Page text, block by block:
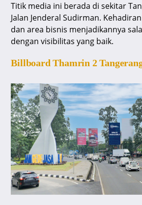
Titik media ini berada di sekitar
Jalan Jenderal Sudirman.
dan area bisnis menjadikannya
dengan visibilitas yang baik.
Billboard Thamrin 2